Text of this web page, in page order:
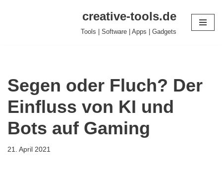
creative-tools.de
Tools | Software | Apps | Gadgets
Segen oder Fluch? Der
Einfluss von KI und
Bots auf Gaming
21. April 2021